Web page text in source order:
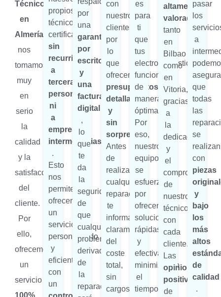
Técnico
en
Almería
nos
tomamos
muy
en
serio
la
calidad
y la
satisfacción
del
cliente.
Por
ello,
ofrecemos
un
servicio
propios
técnicos
certificados,
sin
recurrir
a
terceras
personas
ni
a
empresas
intermediarias
.
Esto
nos
permite
ofrecerte
un
servicio
personalizado
y
eficiente,
con
un
por
una
garantía
por
escrito
y
una
factura
digital
,
lo
que
te
da
la
seguridad
de
que
cualquier
problema
derivado
de
la
reparación
con
nuestros
clientes,
por
lo
que
ofrecemos
presupuestos
detallados
y
sin
sorpresas
Antes
de
realizar
cualquier
reparación,
te
informamos
claramente
del
coste
total,
sin
cargos
es
para
ti
que
tus
electrodomésticos
funcionen
de
manera
óptima.
Por
eso,
nuestro
equipo
se
esfuerza
por
ofrecerte
soluciones
rápidas
y
efectivas,
minimizando
el
tiempo
altamente
valorada
tanto
en
Bilbao
como
en
Vitoria,
gracias
a
la
dedicación
y
el
compromiso
de
nuestros
técnicos
con
cada
cliente.
Las
opiniones
positivas
de
pasar
los
a
que
todas
las
se
realizan
con
piezas
y
bajo
los
más
altos
de
calidad
.